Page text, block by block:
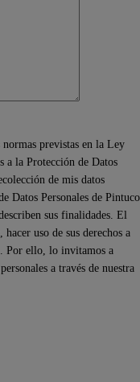
previstas en la Ley
a la Protección de Datos
de mis datos
Datos Personales de Pintuco
sus finalidades. El
uso de sus derechos a
Por ello, lo invitamos a
a través de nuestra